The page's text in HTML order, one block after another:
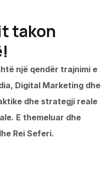
takon
një qendër trajnimi e
Digital Marketing dhe
dhe strategji reale
E themeluar dhe
Rei Seferi.